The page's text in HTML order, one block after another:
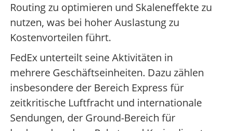
Routing zu optimieren und Skaleneffekte zu
nutzen, was bei hoher Auslastung zu
Kostenvorteilen führt.
FedEx unterteilt seine Aktivitäten in
mehrere Geschäftseinheiten. Dazu zählen
insbesondere der Bereich Express für
zeitkritische Luftfracht und internationale
Sendungen, der Ground-Bereich für